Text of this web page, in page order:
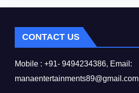
CONTACT US
Mobile : +91- 9494234386, Email:
manaentertainments89@gmail.com